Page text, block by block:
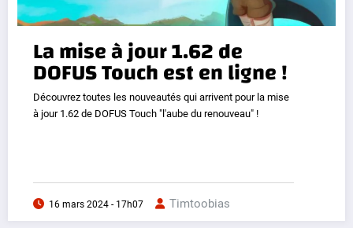
La mise à jour 1.62 de
DOFUS Touch est en ligne !
Découvrez toutes les nouveautés qui arrivent pour la mise
à jour 1.62 de DOFUS Touch "l'aube du renouveau" !
16 mars 2024 - 17h07 Timtoobias